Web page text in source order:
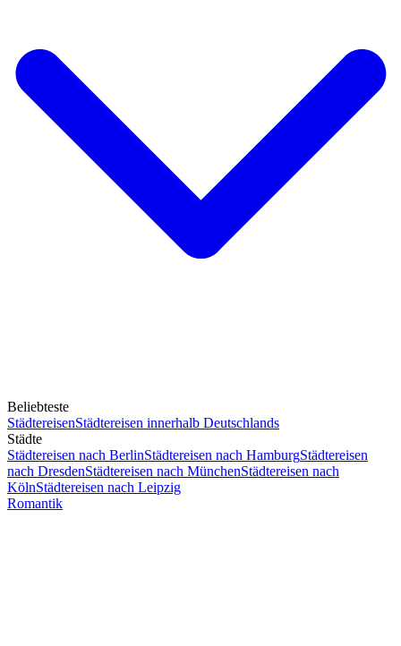
Beliebteste
StädtereisenStädtereisen innerhalb Deutschlands
Städte
Städtereisen nach BerlinStädtereisen nach HamburgStädtereisen
nach DresdenStädtereisen nach MünchenStädtereisen nach
KölnStädtereisen nach Leipzig
Romantik